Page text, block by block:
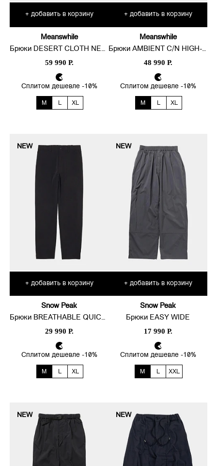
+ добавить в корзину
Meanswhile
Брюки DESERT CLOTH NEUTRAL CARGO
59 990 Р.
Сплитом дешевле -10%
M L XL
+ добавить в корзину
Meanswhile
Брюки AMBIENT C/N HIGH-WAIST
48 990 Р.
Сплитом дешевле -10%
M L XL
NEW
+ добавить в корзину
Snow Peak
Брюки BREATHABLE QUICK DRY
29 990 Р.
Сплитом дешевле -10%
M L XL
NEW
+ добавить в корзину
Snow Peak
Брюки EASY WIDE
17 990 Р.
Сплитом дешевле -10%
M L XXL
NEW NEW